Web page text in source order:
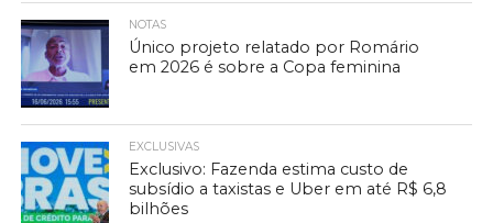
NOTAS
Único projeto relatado por Romário
em 2026 é sobre a Copa feminina
EXCLUSIVAS
Exclusivo: Fazenda estima custo de
subsídio a taxistas e Uber em até R$ 6,8
bilhões